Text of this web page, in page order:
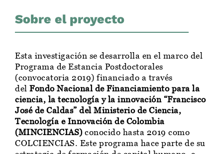
Sobre el proyecto
Esta investigación se desarrolla en el marco del
Programa de Estancia Postdoctorales
(convocatoria 2019) financiado a través
del Fondo Nacional de Financiamiento para la
ciencia, la tecnología y la innovación “Francisco
José de Caldas” del Ministerio de Ciencia,
Tecnología e Innovación de Colombia
(MINCIENCIAS) conocido hasta 2019 como
COLCIENCIAS. Este programa hace parte de su